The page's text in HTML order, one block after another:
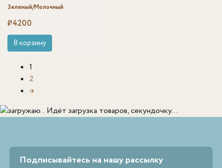
Зеленый/Молочный
₽4200
В корзину
1
2
→
Идёт загрузка товаров, секундочку...
Подписывайтесь на нашу рассылку